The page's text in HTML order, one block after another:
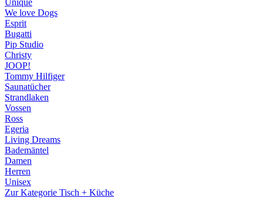
Unique
We love Dogs
Esprit
Bugatti
Pip Studio
Christy
JOOP!
Tommy Hilfiger
Saunatücher
Strandlaken
Vossen
Ross
Egeria
Living Dreams
Bademäntel
Damen
Herren
Unisex
Zur Kategorie Tisch + Küche